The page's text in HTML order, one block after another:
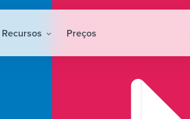
Recursos Preços